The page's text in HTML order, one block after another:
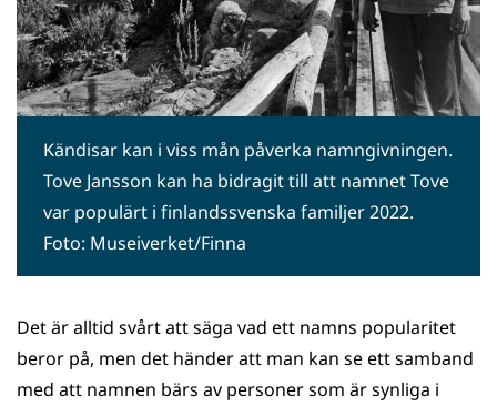
Kändisar kan i viss mån påverka namngivningen.
Tove Jansson kan ha bidragit till att namnet Tove
var populärt i finlandssvenska familjer 2022.
Foto: Museiverket/Finna
Det är alltid svårt att säga vad ett namns popularitet
beror på, men det händer att man kan se ett samband
med att namnen bärs av personer som är synliga i